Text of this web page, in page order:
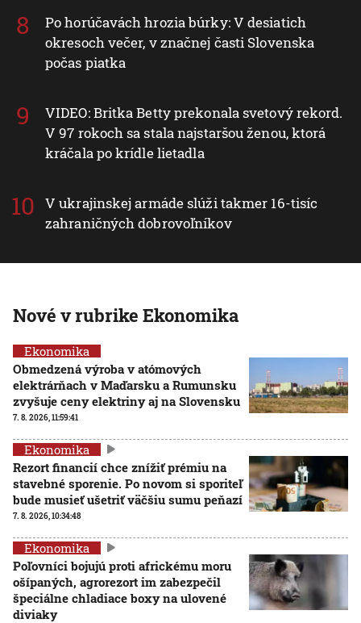
Po horúčavách hrozia búrky: V desiatich
okresoch večer, v značnej časti Slovenska
počas piatka
VIDEO: Britka Betty prekonala svetový rekord.
V 97 rokoch sa stala najstaršou ženou, ktorá
kráčala po krídle lietadla
V ukrajinskej armáde slúži takmer 16-tisíc
zahraničných dobrovoľníkov
Nové v rubrike Ekonomika
Ekonomika
Obmedzená výroba v atómových
elektrárňach v Maďarsku a Rumunsku
zvyšuje ceny elektriny aj na Slovensku
7. 8. 2026, 11:59:41
Ekonomika
Rezort financií chce znížiť prémiu na
stavebné sporenie. Po novom si sporiteľ
bude musieť ušetriť väčšiu sumu peňazí
7. 8. 2026, 10:34:48
Ekonomika
Poľovníci bojujú proti africkému moru
ošípaných, agrorezort im zabezpečil
špeciálne chladiace boxy na ulovené
diviaky